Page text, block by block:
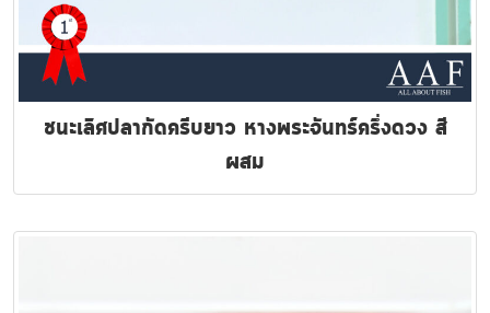
ชนะเลิศปลากัดครีบยาว หางพระจันทร์ครึ่งดวง สี
ผสม